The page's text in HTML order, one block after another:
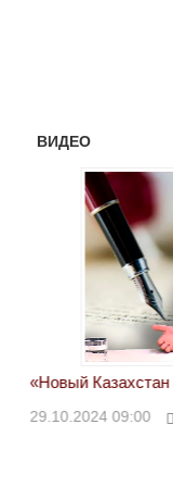
ВИДЕО
«Новый Казахстан
29.10.2024 09:00